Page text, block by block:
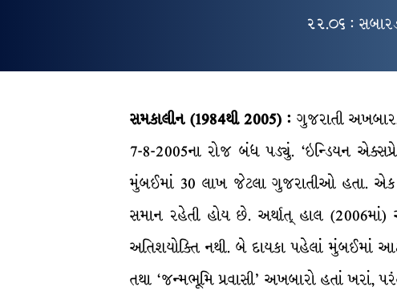
૨૨.૦૬ :
સમકાલીન(1984થી 2005) : ગુજરાતી
7-8-2005ના રોજ બંધ પડ્યું. ‘ઇન્ડિયન
મુંબઈમાં 30 લાખ જેટલા ગુજરાતીઓ હતા.
સમાન રહેતી હોય છે. અર્થાત્ હાલ
અતિશયોક્તિ નથી. બે દાયકા પહેલાં મુંબઈમાં
તથા ‘જન્મભૂમિ પ્રવાસી’ અખબારો હતાં